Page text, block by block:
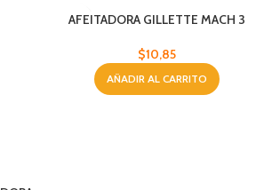
AFEITADORA GILLETTE MACH 3
$10,85
AÑADIR AL CARRITO